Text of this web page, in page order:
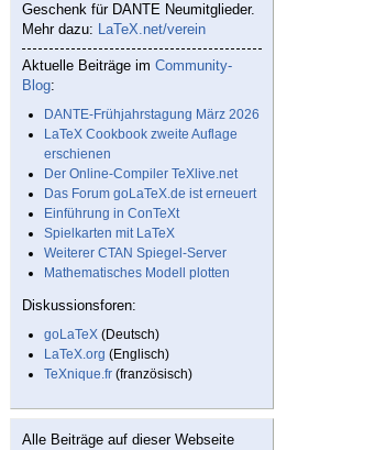
Geschenk für DANTE Neumitglieder.
Mehr dazu: LaTeX.net/verein
Aktuelle Beiträge im Community-
Blog:
DANTE-Frühjahrstagung März 2026
LaTeX Cookbook zweite Auflage
erschienen
Der Online-Compiler TeXlive.net
Das Forum goLaTeX.de ist erneuert
Einführung in ConTeXt
Spielkarten mit LaTeX
Weiterer CTAN Spiegel-Server
Mathematisches Modell plotten
Diskussionsforen:
goLaTeX (Deutsch)
LaTeX.org (Englisch)
TeXnique.fr (französisch)
Alle Beiträge auf dieser Webseite